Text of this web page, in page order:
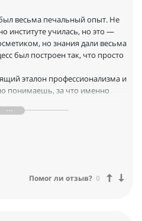
весьма печальный опыт. Не
институте училась, но это —
но знания дали весьма
был построен так, что просто
эталон профессионализма и
понимаешь, за что именно
выразить менеджеру по
занимает свое место,
все грамотно делает,
состав тут под стать
Помог ли отзыв? 0